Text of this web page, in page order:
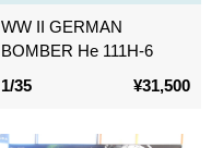
WW II GERMAN
BOMBER He 111H-6
1/35
¥31,500